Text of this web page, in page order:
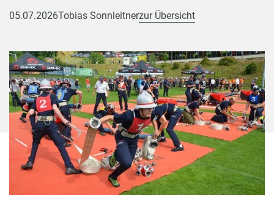
05.07.2026Tobias Sonnleitnerzur Übersicht